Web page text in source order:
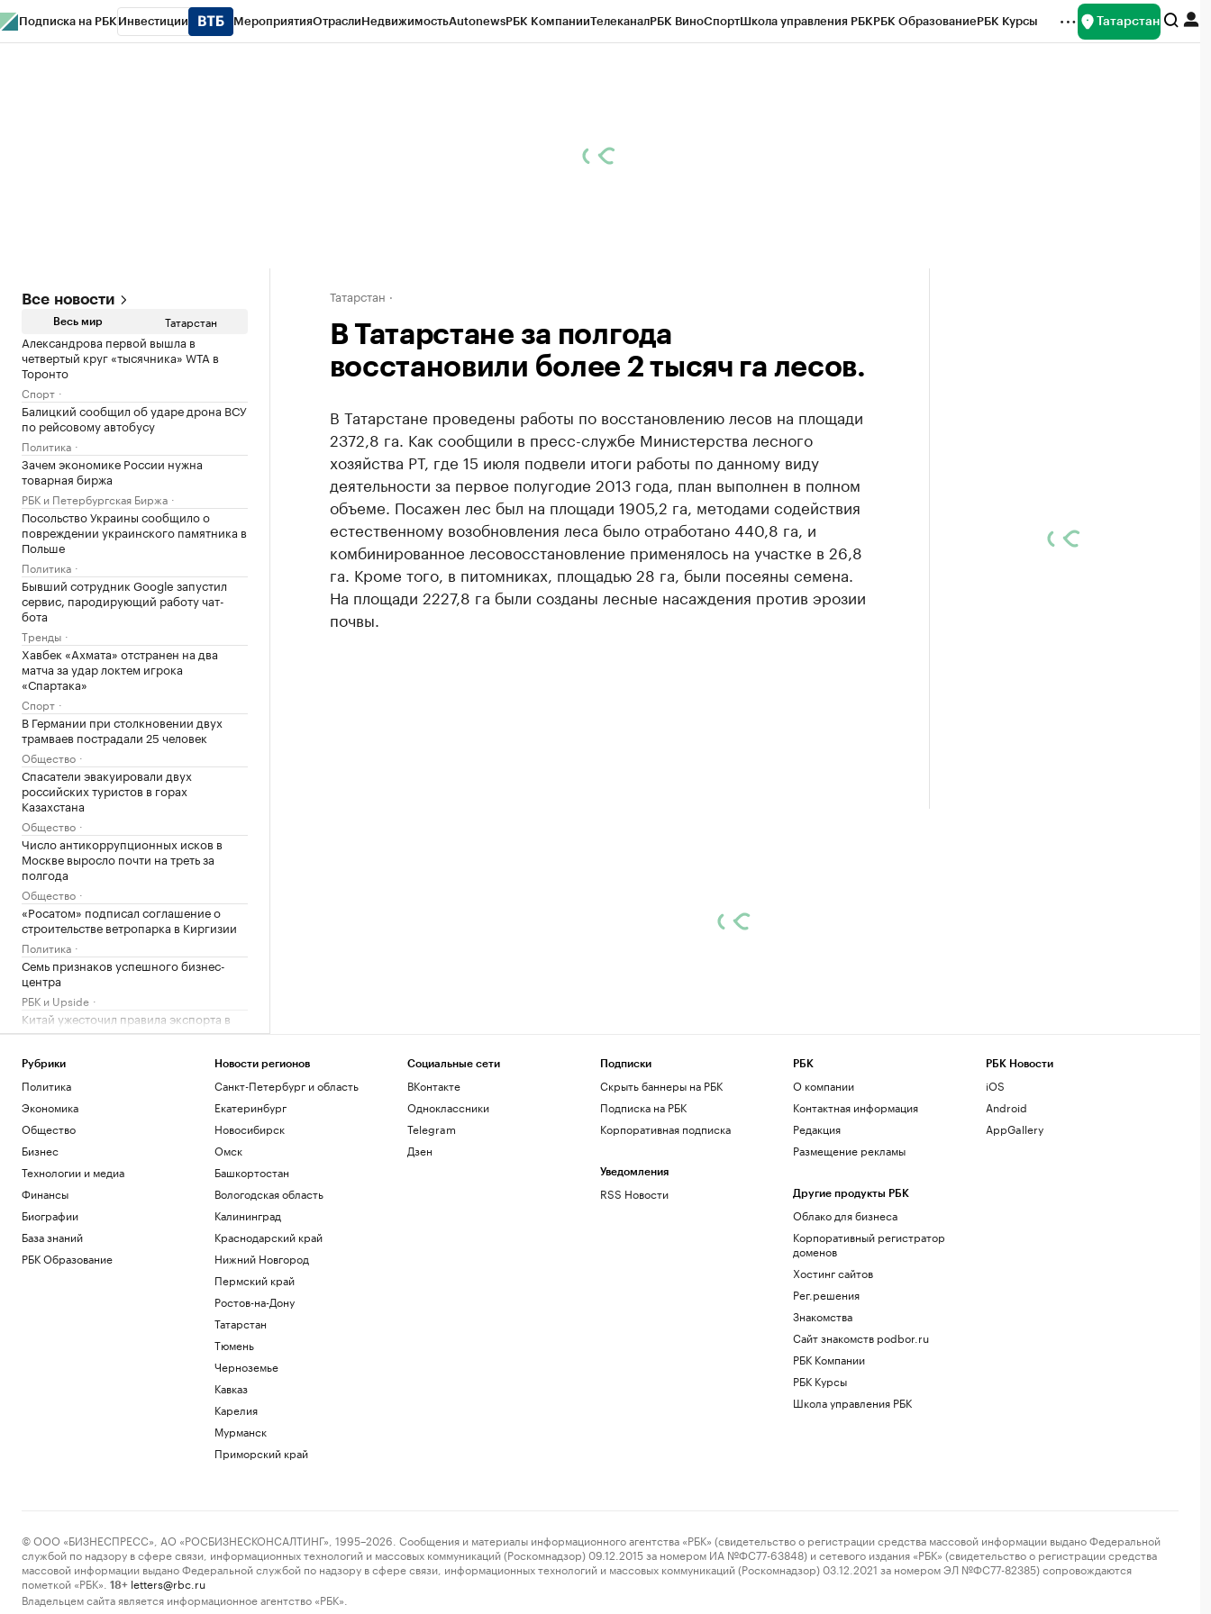
Подписка на РБК Инвестиции МероприятияОтраслиНедвижимостьAutonewsРБК КомпанииТелеканалРБК ВиноСпортШкола управления РБКРБК ОбразованиеРБК Курсы Татарстан
Все новости
Весь мир Татарстан
Александрова первой вышла в
четвертый круг «тысячника» WTA в
Торонто
Спорт
Балицкий сообщил об ударе дрона ВСУ
по рейсовому автобусу
Политика
Зачем экономике России нужна
товарная биржа
РБК и Петербургская Биржа
Посольство Украины сообщило о
повреждении украинского памятника в
Польше
Политика
Бывший сотрудник Google запустил
сервис, пародирующий работу чат-
бота
Тренды
Хавбек «Ахмата» отстранен на два
матча за удар локтем игрока
«Спартака»
Спорт
В Германии при столкновении двух
трамваев пострадали 25 человек
Общество
Спасатели эвакуировали двух
российских туристов в горах
Казахстана
Общество
Число антикоррупционных исков в
Москве выросло почти на треть за
полгода
Общество
«Росатом» подписал соглашение о
строительстве ветропарка в Киргизии
Политика
Семь признаков успешного бизнес-
центра
РБК и Upside
Китай ужесточил правила экспорта в
США беспилотников и комплектующих
Клюшку Овечкина продали на
аукционе за ₽940 тыс.
Спорт
УЕФА сохранил бойкот ЧМ из-за утраты
доверия к Инфантино
Спорт
В каких регионах ослабили меры по
бензину. Карта и актуальная ситуация
Подписка на РБК
В Wildberries рассказали, как
предпринимателям подтвердить ущерб
от атак
В бизнес-центре «Адмирал» в Южном
Военная операция на Украине. Главное
«Билайн» расширил транспортную сеть
В Армении назвали необоснованными
Татарстан
В Татарстане за полгода
восстановили более 2 тысяч га лесов.
В Татарстане проведены работы по восстановлению лесов на площади
2372,8 га. Как сообщили в пресс-службе Министерства лесного
хозяйства РТ, где 15 июля подвели итоги работы по данному виду
деятельности за первое полугодие 2013 года, план выполнен в полном
объеме. Посажен лес был на площади 1905,2 га, методами содействия
естественному возобновления леса было отработано 440,8 га, и
комбинированное лесовосстановление применялось на участке в 26,8
га. Кроме того, в питомниках, площадью 28 га, были посеяны семена.
На площади 2227,8 га были созданы лесные насаждения против эрозии
почвы.
Рубрики
Политика
Экономика
Общество
Бизнес
Технологии и медиа
Финансы
Биографии
База знаний
РБК Образование
Новости регионов
Санкт-Петербург и область
Екатеринбург
Новосибирск
Омск
Башкортостан
Вологодская область
Калининград
Краснодарский край
Нижний Новгород
Пермский край
Ростов-на-Дону
Татарстан
Тюмень
Черноземье
Кавказ
Карелия
Мурманск
Приморский край
Социальные сети
ВКонтакте
Одноклассники
Telegram
Дзен
Подписки
Скрыть баннеры на РБК
Подписка на РБК
Корпоративная подписка
Уведомления
RSS Новости
РБК
О компании
Контактная информация
Редакция
Размещение рекламы
Другие продукты РБК
Облако для бизнеса
Корпоративный регистратор
доменов
Хостинг сайтов
Рег.решения
Знакомства
Сайт знакомств podbor.ru
РБК Компании
РБК Курсы
Школа управления РБК
РБК Новости
iOS
Android
AppGallery
© ООО «БИЗНЕСПРЕСС», АО «РОСБИЗНЕСКОНСАЛТИНГ», 1995–2026. Сообщения и материалы информационного агентства «РБК» (свидетельство о регистрации средства массовой информации выдано Федеральной
службой по надзору в сфере связи, информационных технологий и массовых коммуникаций (Роскомнадзор) 09.12.2015 за номером ИА №ФС77-63848) и сетевого издания «РБК» (свидетельство о регистрации средства
массовой информации выдано Федеральной службой по надзору в сфере связи, информационных технологий и массовых коммуникаций (Роскомнадзор) 03.12.2021 за номером ЭЛ №ФС77-82385) сопровождаются
пометкой «РБК».
18+ letters@rbc.ru
Владельцем сайта является информационное агентство «РБК».